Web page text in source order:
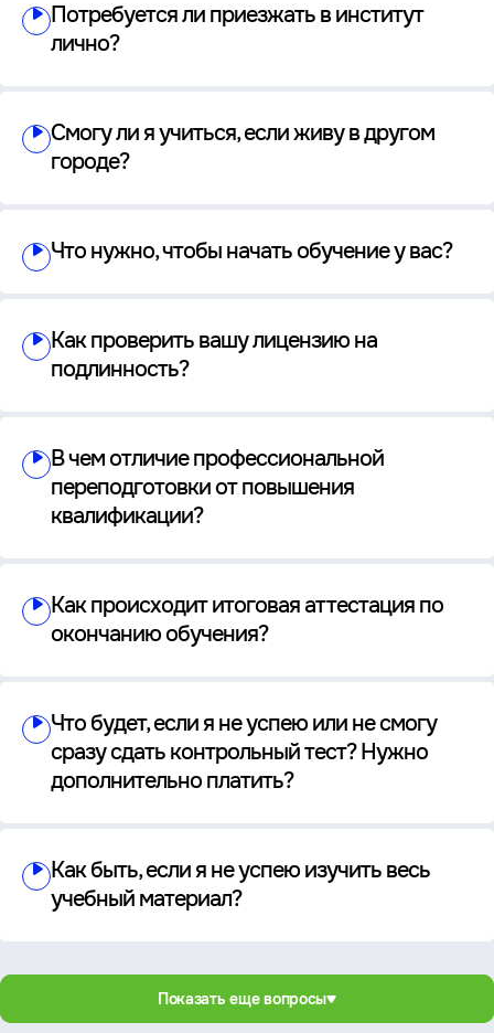
Потребуется ли приезжать в институт
лично?
Смогу ли я учиться, если живу в другом
городе?
Что нужно, чтобы начать обучение у вас?
Как проверить вашу лицензию на
подлинность?
В чем отличие профессиональной
переподготовки от повышения
квалификации?
Как происходит итоговая аттестация по
окончанию обучения?
Что будет, если я не успею или не смогу
сразу сдать контрольный тест? Нужно
дополнительно платить?
Как быть, если я не успею изучить весь
учебный материал?
Показать еще вопросы